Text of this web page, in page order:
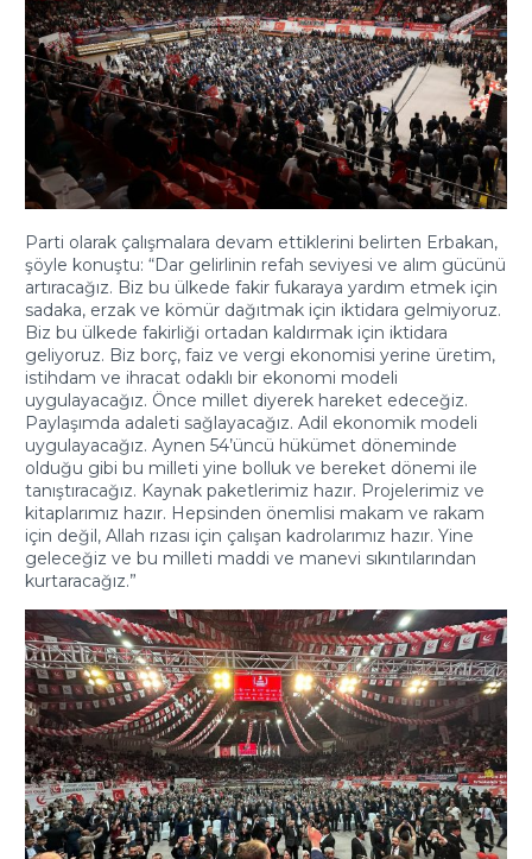
Parti olarak çalışmalara devam ettiklerini belirten Erbakan,
şöyle konuştu: “Dar gelirlinin refah seviyesi ve alım gücünü
artıracağız. Biz bu ülkede fakir fukaraya yardım etmek için
sadaka, erzak ve kömür dağıtmak için iktidara gelmiyoruz.
Biz bu ülkede fakirliği ortadan kaldırmak için iktidara
geliyoruz. Biz borç, faiz ve vergi ekonomisi yerine üretim,
istihdam ve ihracat odaklı bir ekonomi modeli
uygulayacağız. Önce millet diyerek hareket edeceğiz.
Paylaşımda adaleti sağlayacağız. Adil ekonomik modeli
uygulayacağız. Aynen 54’üncü hükümet döneminde
olduğu gibi bu milleti yine bolluk ve bereket dönemi ile
tanıştıracağız. Kaynak paketlerimiz hazır. Projelerimiz ve
kitaplarımız hazır. Hepsinden önemlisi makam ve rakam
için değil, Allah rızası için çalışan kadrolarımız hazır. Yine
geleceğiz ve bu milleti maddi ve manevi sıkıntılarından
kurtaracağız.”